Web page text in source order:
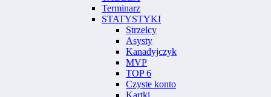
Terminarz
STATYSTYKI
Strzelcy
Asysty
Kanadyjczyk
MVP
TOP 6
Czyste konto
Kartki